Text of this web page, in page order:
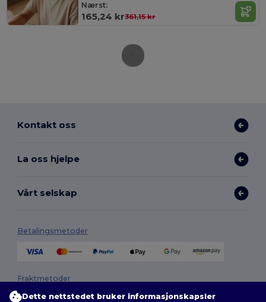
Nærst:
165,24 kr361,15 kr
Kontakt oss
La oss hjelpe
Vårt selskap
Betalingsmetoder
Fraktmetoder
Dette nettstedet bruker informasjonskapsler